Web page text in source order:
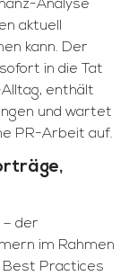
Analyse
aktuell
kann. Der
in die Tat
enthält
und wartet
PR-Arbeit auf.
– der
im Rahmen
Best Practices